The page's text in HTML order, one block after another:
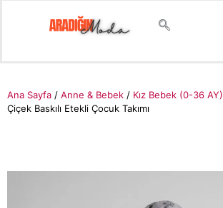
Ana Sayfa / Anne & Bebek / Kız Bebek (0-36 AY)
Çiçek Baskılı Etekli Çocuk Takımı